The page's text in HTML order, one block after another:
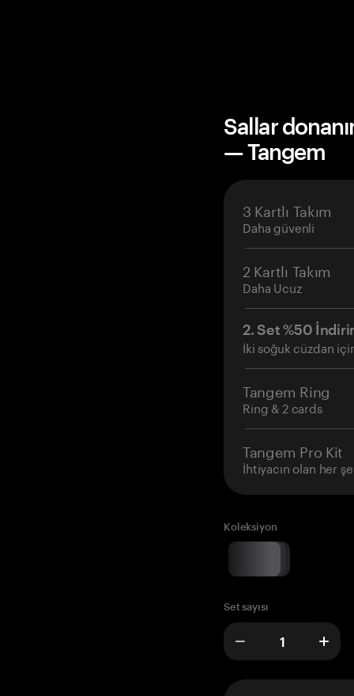
Sallar
— Tangem
3 Kartlı Takım
Daha güvenli
2 Kartlı Takım
Daha Ucuz
2. Set %50
İki soğuk cüzdan
Tangem Ring
Ring & 2 cards
Tangem Pro Kit
İhtiyacın olan her
Koleksiyon
Set sayısı